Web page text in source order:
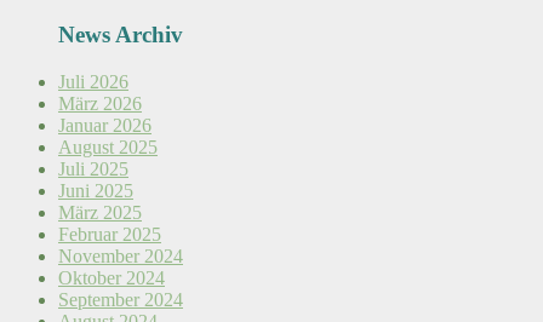
News Archiv
Juli 2026
März 2026
Januar 2026
August 2025
Juli 2025
Juni 2025
März 2025
Februar 2025
November 2024
Oktober 2024
September 2024